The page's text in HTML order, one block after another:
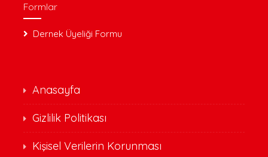
Formlar
Dernek Üyeliği Formu
Anasayfa
Gizlilik Politikası
Kişisel Verilerin Korunması